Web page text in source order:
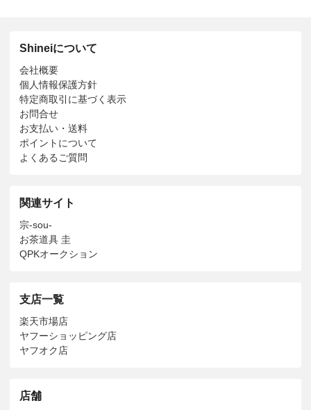
Shineiについて
会社概要
個人情報保護方針
特定商取引に基づく表示
お問合せ
お支払い・送料
ポイントについて
よくあるご質問
関連サイト
宗-sou-
お茶道具 圭
QPKオークション
支店一覧
楽天市場店
ヤフーショッピング店
ヤフオク店
店舗